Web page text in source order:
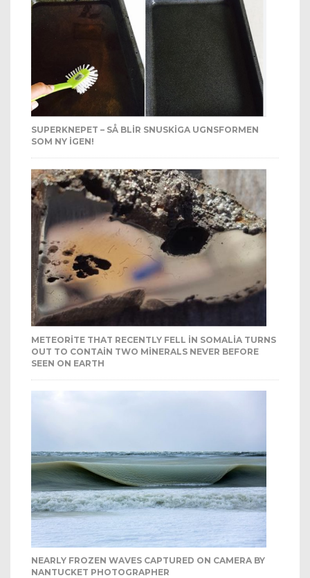
SUPERKNEPET – SÅ BLIR SNUSKIGA UGNSFORMEN
SOM NY IGEN!
METEORITE THAT RECENTLY FELL IN SOMALIA TURNS
OUT TO CONTAIN TWO MINERALS NEVER BEFORE
SEEN ON EARTH
NEARLY FROZEN WAVES CAPTURED ON CAMERA BY
NANTUCKET PHOTOGRAPHER